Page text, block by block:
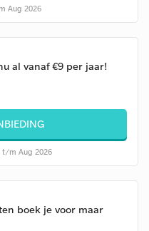
Aug 2026
al vanaf €9 per jaar!
t/m Aug 2026
boek je voor maar